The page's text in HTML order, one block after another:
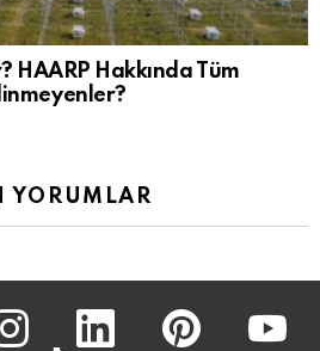
HAARP Hakkında Tüm
YORUMLAR
İnstagram linkedin pinterest